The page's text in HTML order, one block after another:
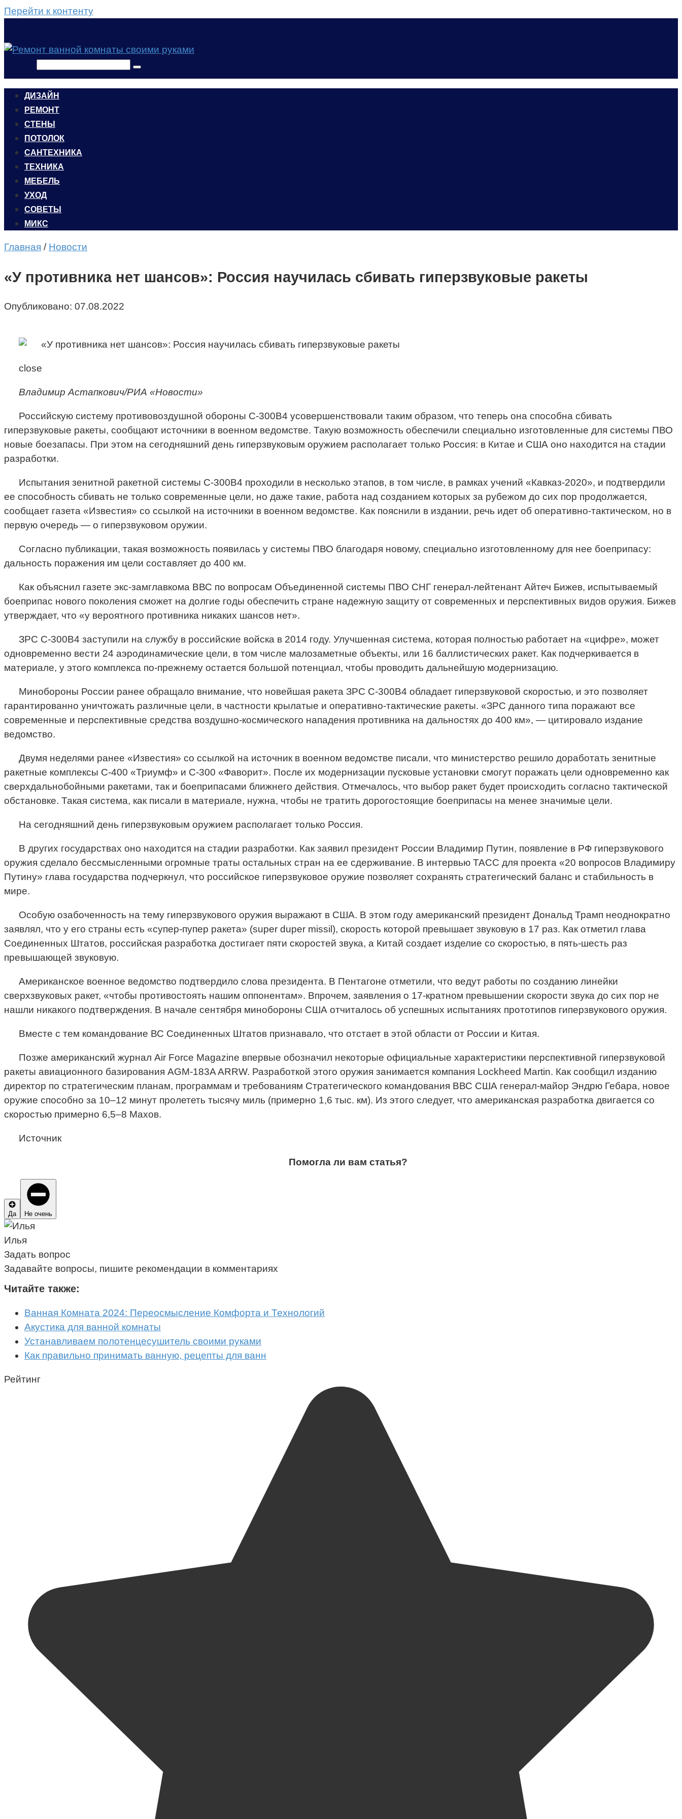
Перейти к контенту
ДИЗАЙН
РЕМОНТ
СТЕНЫ
ПОТОЛОК
САНТЕХНИКА
ТЕХНИКА
МЕБЕЛЬ
УХОД
CОВЕТЫ
МИКС
Главная / Новости
«У противника нет шансов»: Россия научилась сбивать гиперзвуковые ракеты
Опубликовано: 07.08.2022
close
Владимир Астапкович/РИА «Новости»
Российскую систему противовоздушной обороны С-300В4 усовершенствовали таким образом, что теперь она способна сбивать
гиперзвуковые ракеты, сообщают источники в военном ведомстве. Такую возможность обеспечили специально изготовленные для системы ПВО
новые боезапасы. При этом на сегодняшний день гиперзвуковым оружием располагает только Россия: в Китае и США оно находится на стадии
разработки.
Испытания зенитной ракетной системы С-300В4 проходили в несколько этапов, в том числе, в рамках учений «Кавказ-2020», и подтвердили
ее способность сбивать не только современные цели, но даже такие, работа над созданием которых за рубежом до сих пор продолжается,
сообщает газета «Известия» со ссылкой на источники в военном ведомстве. Как пояснили в издании, речь идет об оперативно-тактическом, но в
первую очередь — о гиперзвуковом оружии.
Согласно публикации, такая возможность появилась у системы ПВО благодаря новому, специально изготовленному для нее боеприпасу:
дальность поражения им цели составляет до 400 км.
Как объяснил газете экс-замглавкома ВВС по вопросам Объединенной системы ПВО СНГ генерал-лейтенант Айтеч Бижев, испытываемый
боеприпас нового поколения сможет на долгие годы обеспечить стране надежную защиту от современных и перспективных видов оружия. Бижев
утверждает, что «у вероятного противника никаких шансов нет».
ЗРС С-300В4 заступили на службу в российские войска в 2014 году. Улучшенная система, которая полностью работает на «цифре», может
одновременно вести 24 аэродинамические цели, в том числе малозаметные объекты, или 16 баллистических ракет. Как подчеркивается в
материале, у этого комплекса по-прежнему остается большой потенциал, чтобы проводить дальнейшую модернизацию.
Минобороны России ранее обращало внимание, что новейшая ракета ЗРС С-300В4 обладает гиперзвуковой скоростью, и это позволяет
гарантированно уничтожать различные цели, в частности крылатые и оперативно-тактические ракеты. «ЗРС данного типа поражают все
современные и перспективные средства воздушно-космического нападения противника на дальностях до 400 км», — цитировало издание
ведомство.
Двумя неделями ранее «Известия» со ссылкой на источник в военном ведомстве писали, что министерство решило доработать зенитные
ракетные комплексы С-400 «Триумф» и С-300 «Фаворит». После их модернизации пусковые установки смогут поражать цели одновременно как
сверхдальнобойными ракетами, так и боеприпасами ближнего действия. Отмечалось, что выбор ракет будет происходить согласно тактической
обстановке. Такая система, как писали в материале, нужна, чтобы не тратить дорогостоящие боеприпасы на менее значимые цели.
На сегодняшний день гиперзвуковым оружием располагает только Россия.
В других государствах оно находится на стадии разработки. Как заявил президент России Владимир Путин, появление в РФ гиперзвукового
оружия сделало бессмысленными огромные траты остальных стран на ее сдерживание. В интервью ТАСС для проекта «20 вопросов Владимиру
Путину» глава государства подчеркнул, что российское гиперзвуковое оружие позволяет сохранять стратегический баланс и стабильность в
мире.
Особую озабоченность на тему гиперзвукового оружия выражают в США. В этом году американский президент Дональд Трамп неоднократно
заявлял, что у его страны есть «супер-пупер ракета» (super duper missil), скорость которой превышает звуковую в 17 раз. Как отметил глава
Соединенных Штатов, российская разработка достигает пяти скоростей звука, а Китай создает изделие со скоростью, в пять-шесть раз
превышающей звуковую.
Американское военное ведомство подтвердило слова президента. В Пентагоне отметили, что ведут работы по созданию линейки
сверхзвуковых ракет, «чтобы противостоять нашим оппонентам». Впрочем, заявления о 17-кратном превышении скорости звука до сих пор не
нашли никакого подтверждения. В начале сентября минобороны США отчиталось об успешных испытаниях прототипов гиперзвукового оружия.
Вместе с тем командование ВС Соединенных Штатов признавало, что отстает в этой области от России и Китая.
Позже американский журнал Air Force Magazine впервые обозначил некоторые официальные характеристики перспективной гиперзвуковой
ракеты авиационного базирования AGM-183A ARRW. Разработкой этого оружия занимается компания Lockheed Martin. Как сообщил изданию
директор по стратегическим планам, программам и требованиям Стратегического командования ВВС США генерал-майор Эндрю Гебара, новое
оружие способно за 10–12 минут пролететь тысячу миль (примерно 1,6 тыс. км). Из этого следует, что американская разработка двигается со
скоростью примерно 6,5–8 Махов.
Источник
Помогла ли вам статья?
Да Не очень
Илья
Задать вопрос
Задавайте вопросы, пишите рекомендации в комментариях
Читайте также:
Ванная Комната 2024: Переосмысление Комфорта и Технологий
Акустика для ванной комнаты
Устанавливаем полотенцесушитель своими руками
Как правильно принимать ванную, рецепты для ванн
Рейтинг